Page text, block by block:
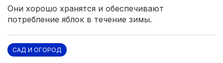
Они хорошо хранятся и обеспечивают
потребление яблок в течение зимы.
САД И ОГОРОД